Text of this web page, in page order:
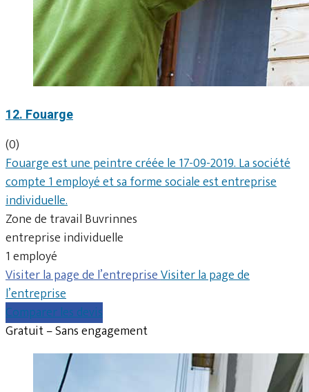
12. Fouarge
(0)
Fouarge est une peintre créée le 17-09-2019. La société
compte 1 employé et sa forme sociale est entreprise
individuelle.
Zone de travail Buvrinnes
entreprise individuelle
1 employé
Visiter la page de l’entrepriseVisiter la page de
l’entreprise
Comparer les devis
Gratuit – Sans engagement